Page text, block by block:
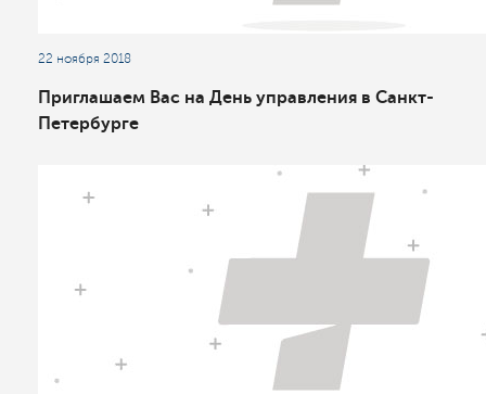
22 ноября 2018
Приглашаем Вас на День управления в Санкт-
Петербурге